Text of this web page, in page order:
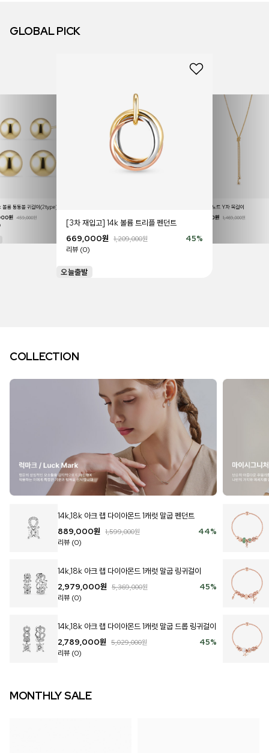
GLOBAL PICK
볼륨 통통볼 귀걸이(2type)
원 459,000원
[3차 재입고] 14k 볼륨 트리플 펜던트
45%
669,000원 1,209,000원
리뷰 (0)
14k 러브 노트 Y자 목걸이
819,000원 1,469,000원
COLLECTION
14k,18k 아크 랩 다이아몬드 1캐럿 말굽 펜던트
44%
889,000원 1,599,000원
리뷰 (0)
14k,18k 아크 랩 다이아몬드 1캐럿 말굽 링귀걸이
45%
2,979,000원 5,369,000원
리뷰 (0)
14k,18k 아크 랩 다이아몬드 1캐럿 말굽 드롭 링귀걸이
45%
2,789,000원 5,029,000원
리뷰 (0)
MONTHLY SALE